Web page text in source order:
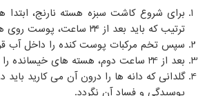
ترتیب که باید بعد از ۲۴ ساعت، پوست روی هسته را با دقت بکنید که به مغز دانه آسیبی نرسد.
سپس تخم مرکبات پوست کنده را داخل آب
بعد از 24 ساعت دوم، هسته های خیسانده را درون گلدان یا ظرفی که خاک سبک باغچه در آن ریخته اید بکارید.
گلدانی که دانه ها را درون آن می کارید
پوسیدگی و فساد آن نگردد.